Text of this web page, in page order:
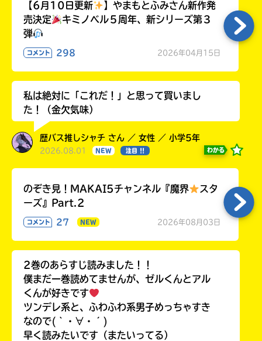
【6月10日更新
】やまもとふみさん新作発
売決定
キミノベル５周年、新シリーズ第３
弾
コメント 298 2026年04月15日
私は絶対に「これだ！」と思って買いまし
た！（金欠気味）
歴バス推しシャチ さん ／ 女性 ／ 小学5年
2026.08.01 NEW 注目 !! わかる
のぞき見！MAKAI5チャンネル『魔界
スタ
ーズ』Part.2
コメント 27 NEW 2026年08月03日
2巻のあらすじ読みました！！
僕まだ一巻読めてませんが、ゼルくんとアル
くんが好きです
ツンデレ系と、ふわふわ系男子めっちゃすき
なので(｀・∀・´)
早く読みたいです（またいってる）